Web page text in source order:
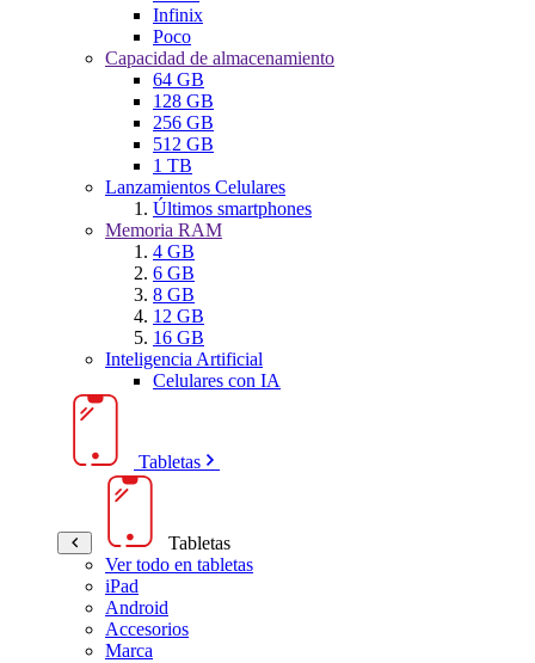
Infinix
Poco
Capacidad de almacenamiento
64 GB
128 GB
256 GB
512 GB
1 TB
Lanzamientos Celulares
Últimos smartphones
Memoria RAM
4 GB
6 GB
8 GB
12 GB
16 GB
Inteligencia Artificial
Celulares con IA
Tabletas
Tabletas
Ver todo en tabletas
iPad
Android
Accesorios
Marca